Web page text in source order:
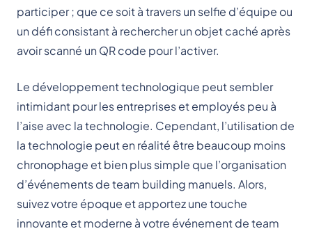
participer ; que ce soit à travers un selfie d’équipe ou
un défi consistant à rechercher un objet caché après
avoir scanné un QR code pour l’activer.
Le développement technologique peut sembler
intimidant pour les entreprises et employés peu à
l’aise avec la technologie. Cependant, l’utilisation de
la technologie peut en réalité être beaucoup moins
chronophage et bien plus simple que l’organisation
d’événements de team building manuels. Alors,
suivez votre époque et apportez une touche
innovante et moderne à votre événement de team